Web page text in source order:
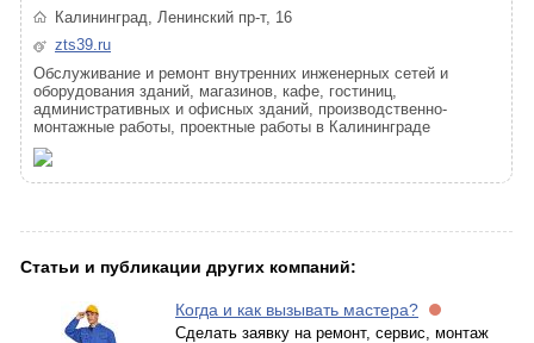
Калининград, Ленинский пр-т, 16
zts39.ru
Обслуживание и ремонт внутренних инженерных сетей и
оборудования зданий, магазинов, кафе, гостиниц,
административных и офисных зданий, производственно-
монтажные работы, проектные работы в Калининграде
Статьи и публикации других компаний:
Когда и как вызывать мастера?
Сделать заявку на ремонт, сервис, монтаж